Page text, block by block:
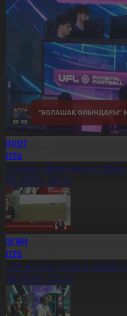
ойындары»:
20:31
ыстық егінге қалай
20:22